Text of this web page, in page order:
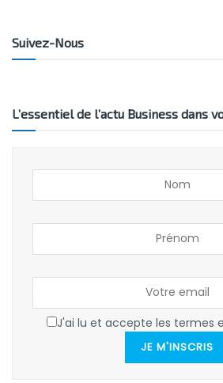
Suivez-Nous
L’essentiel de l’actu Business dans
J'ai lu et accepte les termes
JE M'INSCRIS